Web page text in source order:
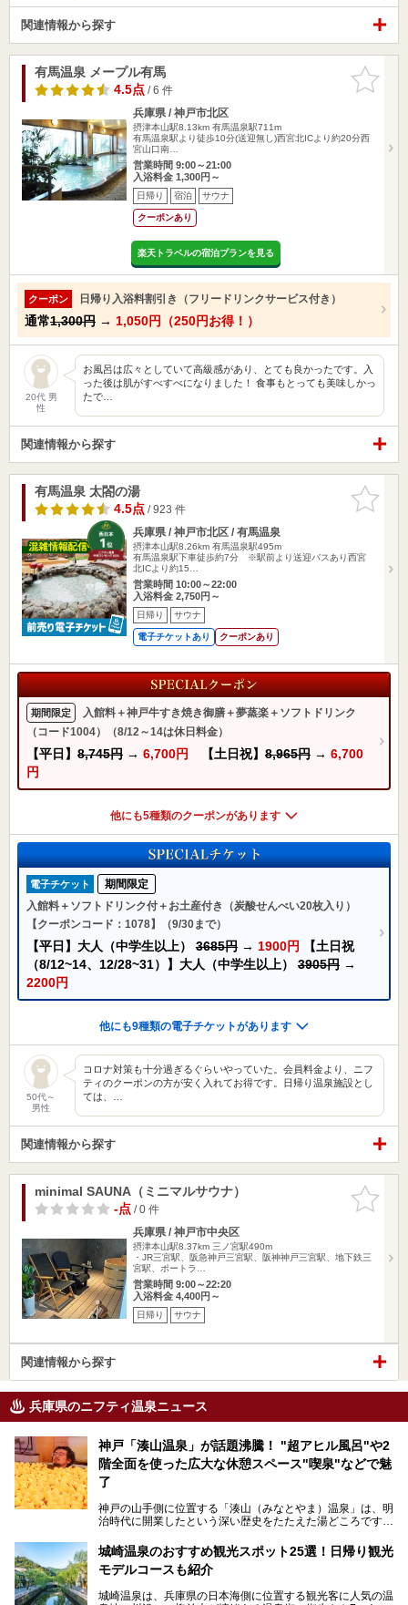
関連情報から探す
お気に入
りに追加
有馬温泉 メープル有馬
4.5点/ 6 件
兵庫県 / 神戸市北区
摂津本山駅8.13km 有馬温泉駅711m
有馬温泉駅より徒歩10分(送迎無し)西宮北ICより約20分西
宮山口南…
営業時間 9:00～21:00
入浴料金 1,300円～
日帰り 宿泊 サウナ
クーポンあり
楽天トラベルの宿泊プランを見る
クーポン 日帰り入浴料割引き（フリードリンクサービス付き）
通常1,300円 → 1,050円（250円お得！）
20代 男
性
お風呂は広々としていて高級感があり、とても良かったです。入
った後は肌がすべすべになりました！ 食事もとっても美味しかっ
たで…
関連情報から探す
お気に入
りに追加
有馬温泉 太閤の湯
4.5点/ 923 件
兵庫県 / 神戸市北区 / 有馬温泉
摂津本山駅8.26km 有馬温泉駅495m
有馬温泉駅下車徒歩約7分 ※駅前より送迎バスあり西宮
北ICより約15…
営業時間 10:00～22:00
入浴料金 2,750円～
日帰り サウナ
電子チケットあり クーポンあり
期間限定
入館料＋神戸牛すき焼き御膳＋夢蒸楽＋ソフトドリンク
（コード1004）（8/12～14は休日料金）
【平日】 8,745円 → 6,700円 【土日祝】 8,965円 → 6,700
円
他にも5種類のクーポンがあります
電子チケット
期間限定
入館料＋ソフトドリンク付＋お土産付き（炭酸せんべい20枚入り）
【クーポンコード：1078】（9/30まで）
【平日】大人（中学生以上） 3685円 → 1900円
【土日祝
（8/12~14、12/28~31）】大人（中学生以上） 3905円 →
2200円
他にも9種類の電子チケットがあります
50代～
男性
コロナ対策も十分過ぎるぐらいやっていた。会員料金より、ニフ
ティのクーポンの方が安く入れてお得です。日帰り温泉施設とし
ては、…
関連情報から探す
お気に入
りに追加
minimal SAUNA（ミニマルサウナ）
-点/ 0 件
兵庫県 / 神戸市中央区
摂津本山駅8.37km 三ノ宮駅490m
・JR三宮駅、阪急神戸三宮駅、阪神神戸三宮駅、地下鉄三
宮駅、ポートラ…
営業時間 9:00～22:20
入浴料金 4,400円～
日帰り サウナ
関連情報から探す
兵庫県のニフティ温泉ニュース
神戸「湊山温泉」が話題沸騰！ "超アヒル風呂"や2
階全面を使った広大な休憩スペース"喫泉"などで魅
了
神戸の山手側に位置する「湊山（みなとやま）温泉」は、明
治時代に開業したという深い歴史をたたえた湯どころです。
っぱいに浮かぶアヒルちゃん。さらに、ゆったりくつろげて
コワーキングも可能な休憩スペースも人気に。斬新な企画や
設備で人々をアッと驚かせる湊山温泉の魅力をリポートしま
城崎温泉のおすすめ観光スポット25選！日帰り観光
モデルコースも紹介
城崎温泉は、兵庫県の日本海側に位置する観光客に人気の温